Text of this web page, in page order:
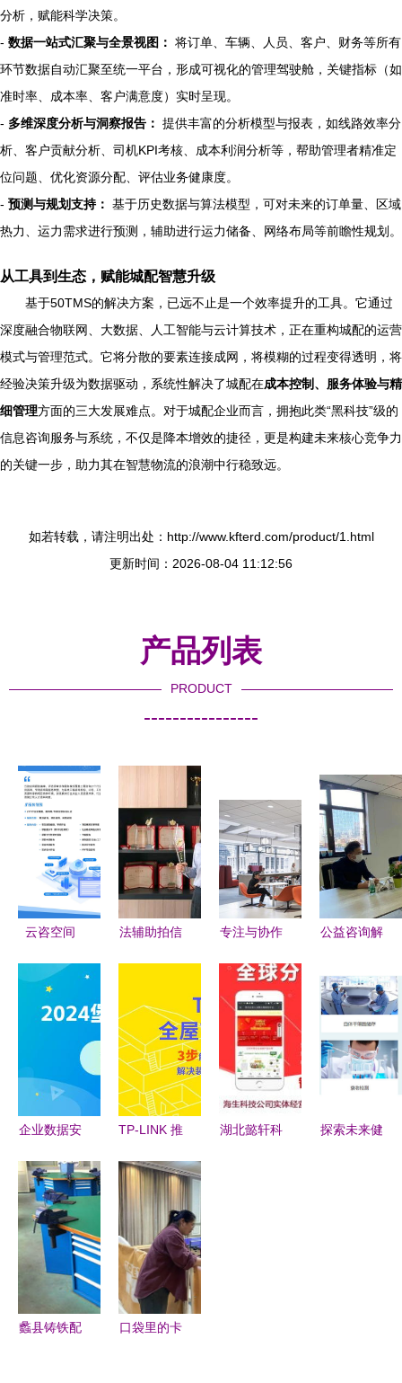
分析，赋能科学决策。
- 数据一站式汇聚与全景视图： 将订单、车辆、人员、客户、财务等所有
环节数据自动汇聚至统一平台，形成可视化的管理驾驶舱，关键指标（如
准时率、成本率、客户满意度）实时呈现。
- 多维深度分析与洞察报告： 提供丰富的分析模型与报表，如线路效率分
析、客户贡献分析、司机KPI考核、成本利润分析等，帮助管理者精准定
位问题、优化资源分配、评估业务健康度。
- 预测与规划支持： 基于历史数据与算法模型，可对未来的订单量、区域
热力、运力需求进行预测，辅助进行运力储备、网络布局等前瞻性规划。
从工具到生态，赋能城配智慧升级
基于50TMS的解决方案，已远不止是一个效率提升的工具。它通过
深度融合物联网、大数据、人工智能与云计算技术，正在重构城配的运营
模式与管理范式。它将分散的要素连接成网，将模糊的过程变得透明，将
经验决策升级为数据驱动，系统性解决了城配在成本控制、服务体验与精
细管理方面的三大发展难点。对于城配企业而言，拥抱此类“黑科技”级的
信息咨询服务与系统，不仅是降本增效的捷径，更是构建未来核心竞争力
的关键一步，助力其在智慧物流的浪潮中行稳致远。
如若转载，请注明出处：http://www.kfterd.com/product/1.html
更新时间：2026-08-04 11:12:56
产品列表
PRODUCT
----------------
云咨空间
本，赋能工
程咨询数字
法辅助拍信
信息壁垒的
专业服务
专注与协作
务咨询服务
公司纽约总
部设计赏析
公益咨询解
服务映初心
企业数据安
心利器 堡
垒机与专业
信息咨询服
务
TP-LINK 推
Fi 装修
宝”小程
序，让家庭
组网方案设
计更智能便
捷
湖北懿轩科
探索未来健
蠡县铸铁配
口袋里的卡